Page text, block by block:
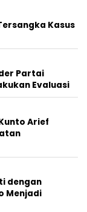
Kasus
Partai
Evaluasi
Arief
dengan
Menjadi